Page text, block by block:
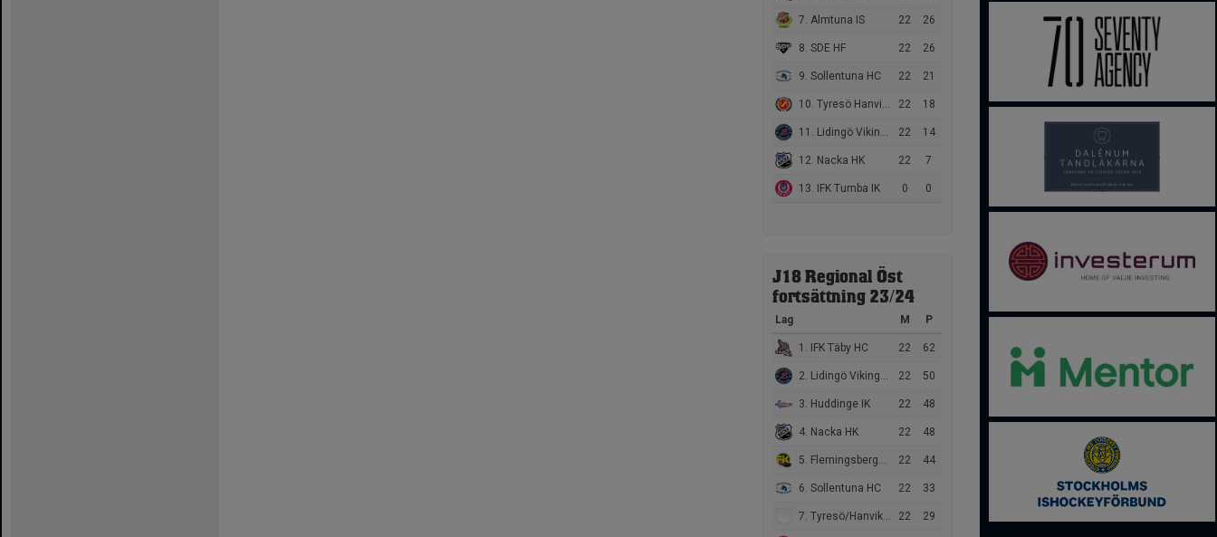
7. Almtuna IS 22 26
8. SDE HF 22 26
9. Sollentuna HC 22 21
10. Tyresö Hanviken Hockey 22 18
11. Lidingö Vikings HC 22 14
12. Nacka HK 22 7
13. IFK Tumba IK 0 0
J18 Regional Öst
fortsättning 23/24
Lag M P
1. IFK Täby HC 22 62
2. Lidingö Vikings HC 22 50
3. Huddinge IK 22 48
4. Nacka HK 22 48
5. Flemingsbergs IK 22 44
6. Sollentuna HC 22 33
7. Tyresö/Hanviken Hockey 22 29